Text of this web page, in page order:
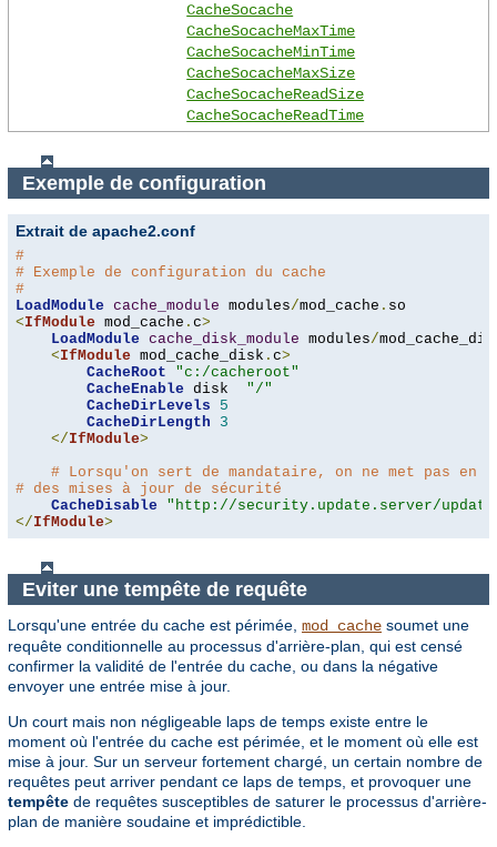
CacheSocache
CacheSocacheMaxTime
CacheSocacheMinTime
CacheSocacheMaxSize
CacheSocacheReadSize
CacheSocacheReadTime
Exemple de configuration
Extrait de apache2.conf
#
# Exemple de configuration du cache
#
LoadModule cache_module modules/mod_cache .
<IfModule mod_cache . c>
LoadModule cache_disk_module modules/
<IfModule mod_cache_disk . c>
CacheRoot
"c:/cacheroot"
CacheEnable disk "/"
CacheDirLevels
5
CacheDirLength
3
</IfModule>
# Lorsqu'on sert de mandataire, on ne met pas en
# des mises à jour de sécurité
CacheDisable
"http://security.update.server/
</IfModule>
Eviter une tempête de requête
Lorsqu'une entrée du cache est périmée, mod_cache soumet une
requête conditionnelle au processus d'arrière-plan, qui est censé
confirmer la validité de l'entrée du cache, ou dans la négative
envoyer une entrée mise à jour.
Un court mais non négligeable laps de temps existe entre le
moment où l'entrée du cache est périmée, et le moment où elle est
mise à jour. Sur un serveur fortement chargé, un certain nombre de
requêtes peut arriver pendant ce laps de temps, et provoquer une
tempête de requêtes susceptibles de saturer le processus d'arrière-
plan de manière soudaine et imprédictible.